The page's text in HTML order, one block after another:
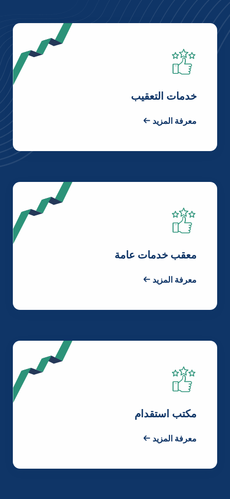
خدمات التعقيب
معرفة المزيد
معقب خدمات عامة
معرفة المزيد
مكتب استقدام
معرفة المزيد